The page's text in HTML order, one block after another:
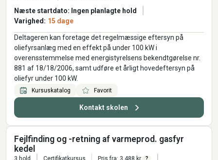
Næste startdato: Ingen planlagte hold
Varighed: 15 dage
Deltageren kan foretage det regelmæssige eftersyn på
oliefyrsanlæg med en effekt på under 100 kW i
overensstemmelse med energistyrelsens bekendtgørelse nr.
881 af 18/18/2006, samt udføre et årligt hovedeftersyn på
oliefyr under 100 kW.
Kursuskatalog Favorit
Kontakt skolen
Fejlfinding og -retning af varmeprod. gasfyr
kedel
3 hold Certifikatkursus Pris fra: 3.488 kr. ?